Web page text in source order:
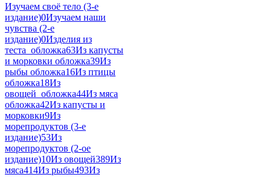
Изучаем своё тело (3-е
издание)0Изучаем наши
чувства (2-е
издание)0Изделия из
теста_обложка63Из капусты
и морковки обложка39Из
рыбы обложка16Из птицы
обложка18Из
овощей_обложка44Из мяса
обложка42Из капусты и
морковки9Из
морепродуктов (3-е
издание)53Из
морепродуктов (2-ое
издание)10Из овощей389Из
мяса414Из рыбы493Из